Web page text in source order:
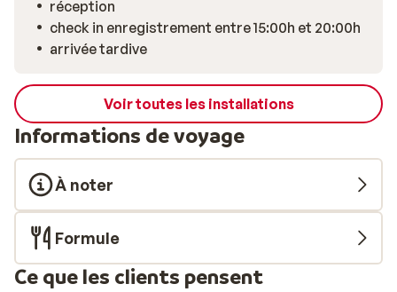
réception
check in enregistrement entre 15:00h et 20:00h
arrivée tardive
Voir toutes les installations
Informations de voyage
À noter
Formule
Ce que les clients pensent